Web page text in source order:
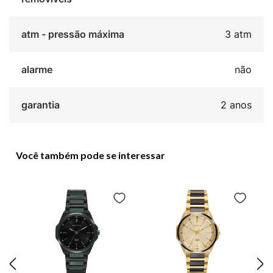
atm - pressão máxima 3 atm
alarme não
garantia 2 anos
Você também pode se interessar